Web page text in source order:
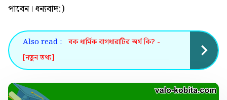
পাবেন। ধন্যবাদ:)
Also read : বক ধার্মিক বাগধারাটির অর্থ কি? -
[নতুন তথ্য]